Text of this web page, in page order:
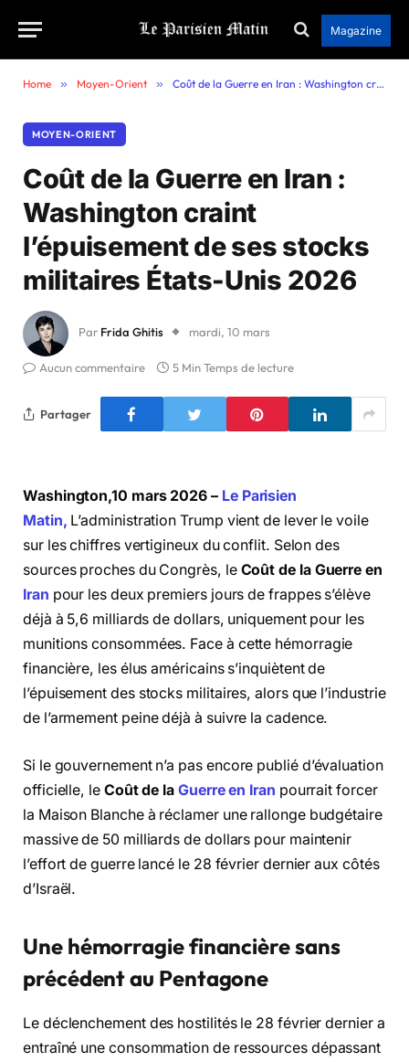
Magazine
Home » Moyen-Orient » Coût de la Guerre en Iran : Washington craint l’épuisement de ses stocks militaires États-Unis 2026
MOYEN-ORIENT
Coût de la Guerre en Iran :
Washington craint
l’épuisement de ses stocks
militaires États-Unis 2026
Par Frida Ghitis mardi, 10 mars
Aucun commentaire 5 Min Temps de lecture
Partager
Washington,10 mars 2026 – Le Parisien
Matin, L’administration Trump vient de lever le voile
sur les chiffres vertigineux du conflit. Selon des
sources proches du Congrès, le Coût de la Guerre en
Iran pour les deux premiers jours de frappes s’élève
déjà à 5,6 milliards de dollars, uniquement pour les
munitions consommées. Face à cette hémorragie
financière, les élus américains s’inquiètent de
l’épuisement des stocks militaires, alors que l’industrie
de l’armement peine déjà à suivre la cadence.
Si le gouvernement n’a pas encore publié d’évaluation
officielle, le Coût de la Guerre en Iran pourrait forcer
la Maison Blanche à réclamer une rallonge budgétaire
massive de 50 milliards de dollars pour maintenir
l’effort de guerre lancé le 28 février dernier aux côtés
d’Israël.
Une hémorragie financière sans
précédent au Pentagone
Le déclenchement des hostilités le 28 février dernier a
entraîné une consommation de ressources dépassant